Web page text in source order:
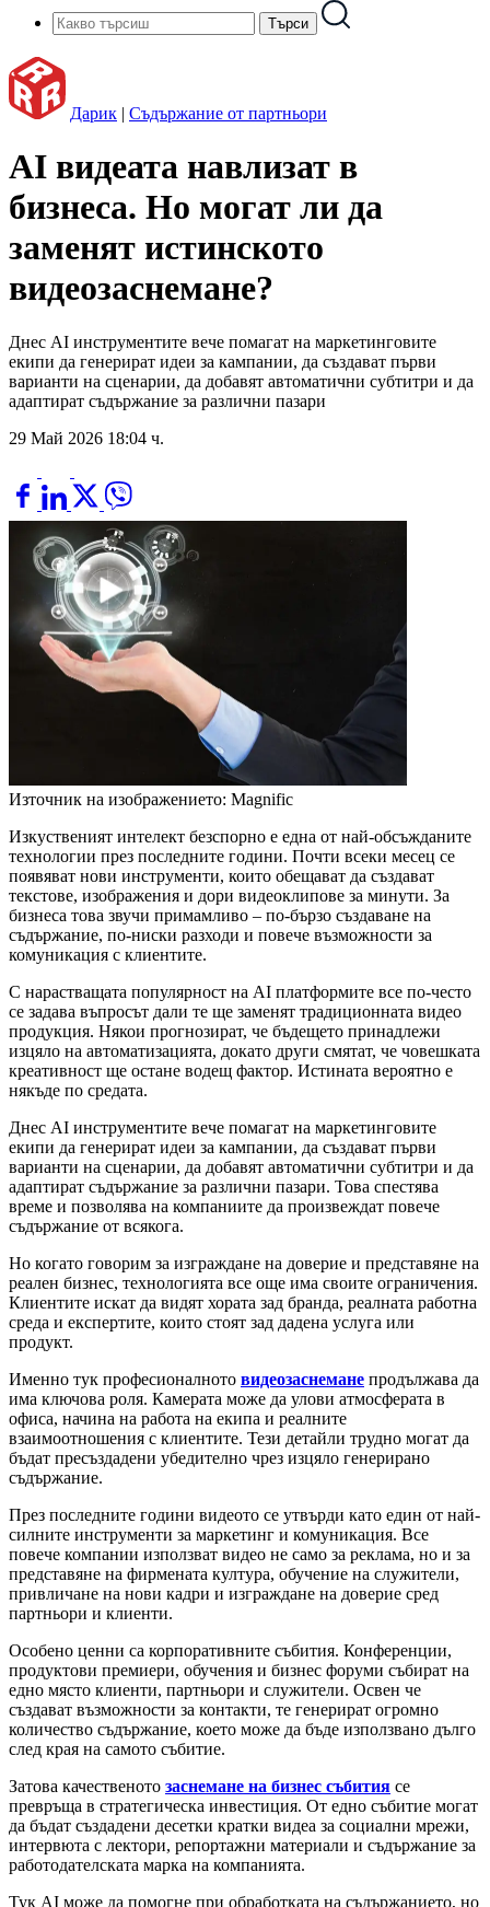
Дарик | Съдържание от партньори
AI видеата навлизат в
бизнеса. Но могат ли да
заменят истинското
видеозаснемане?
Днес AI инструментите вече помагат на маркетинговите
екипи да генерират идеи за кампании, да създават първи
варианти на сценарии, да добавят автоматични субтитри и да
адаптират съдържание за различни пазари
29 Май 2026 18:04 ч.
Източник на изображението: Magnific
Изкуственият интелект безспорно е една от най-обсъжданите
технологии през последните години. Почти всеки месец се
появяват нови инструменти, които обещават да създават
текстове, изображения и дори видеоклипове за минути. За
бизнеса това звучи примамливо – по-бързо създаване на
съдържание, по-ниски разходи и повече възможности за
комуникация с клиентите.
С нарастващата популярност на AI платформите все по-често
се задава въпросът дали те ще заменят традиционната видео
продукция. Някои прогнозират, че бъдещето принадлежи
изцяло на автоматизацията, докато други смятат, че човешката
креативност ще остане водещ фактор. Истината вероятно е
някъде по средата.
Днес AI инструментите вече помагат на маркетинговите
екипи да генерират идеи за кампании, да създават първи
варианти на сценарии, да добавят автоматични субтитри и да
адаптират съдържание за различни пазари. Това спестява
време и позволява на компаниите да произвеждат повече
съдържание от всякога.
Но когато говорим за изграждане на доверие и представяне на
реален бизнес, технологията все още има своите ограничения.
Клиентите искат да видят хората зад бранда, реалната работна
среда и експертите, които стоят зад дадена услуга или
продукт.
Именно тук професионалното видеозаснемане продължава да
има ключова роля. Камерата може да улови атмосферата в
офиса, начина на работа на екипа и реалните
взаимоотношения с клиентите. Тези детайли трудно могат да
бъдат пресъздадени убедително чрез изцяло генерирано
съдържание.
През последните години видеото се утвърди като един от най-
силните инструменти за маркетинг и комуникация. Все
повече компании използват видео не само за реклама, но и за
представяне на фирмената култура, обучение на служители,
привличане на нови кадри и изграждане на доверие сред
партньори и клиенти.
Особено ценни са корпоративните събития. Конференции,
продуктови премиери, обучения и бизнес форуми събират на
едно място клиенти, партньори и служители. Освен че
създават възможности за контакти, те генерират огромно
количество съдържание, което може да бъде използвано дълго
след края на самото събитие.
Затова качественото заснемане на бизнес събития се
превръща в стратегическа инвестиция. От едно събитие могат
да бъдат създадени десетки кратки видеа за социални мрежи,
интервюта с лектори, репортажни материали и съдържание за
работодателската марка на компанията.
Тук AI може да помогне при обработката на съдържанието, но